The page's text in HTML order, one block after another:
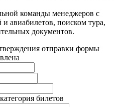
команды менеджеров с
авиабилетов, поиском тура,
документов.
отправки формы
билетов